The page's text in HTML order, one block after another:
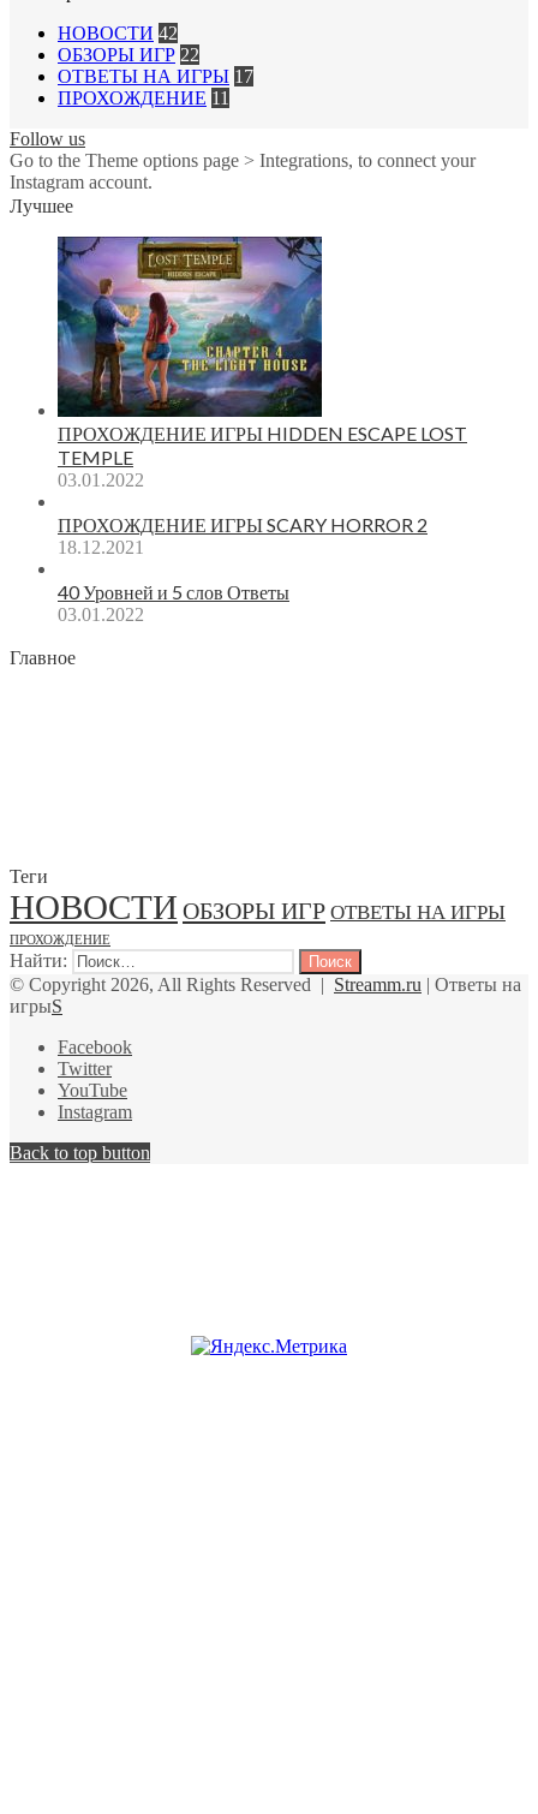
НОВОСТИ 42
ОБЗОРЫ ИГР 22
ОТВЕТЫ НА ИГРЫ 17
ПРОХОЖДЕНИЕ 11
Follow us
Go to the Theme options page > Integrations, to connect your
Instagram account.
Лучшее
ПРОХОЖДЕНИЕ ИГРЫ HIDDEN ESCAPE LOST
TEMPLE
03.01.2022
ПРОХОЖДЕНИЕ ИГРЫ SCARY HORROR 2
18.12.2021
40 Уровней и 5 слов Ответы
03.01.2022
Главное
Теги
НОВОСТИ ОБЗОРЫ ИГР ОТВЕТЫ НА ИГРЫ
ПРОХОЖДЕНИЕ
Найти:
© Copyright 2026, All Rights Reserved | Streamm.ru | Ответы на
игрыS
Facebook
Twitter
YouTube
Instagram
Back to top button